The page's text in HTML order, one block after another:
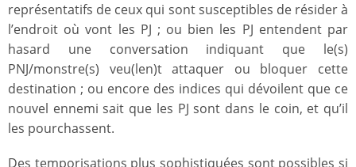
représentatifs de ceux qui sont susceptibles de résider à
l’endroit où vont les PJ ; ou bien les PJ entendent par
hasard une conversation indiquant que le(s)
PNJ/monstre(s) veu(len)t attaquer ou bloquer cette
destination ; ou encore des indices qui dévoilent que ce
nouvel ennemi sait que les PJ sont dans le coin, et qu’il
les pourchassent.
Des temporisations plus sophistiquées sont possibles si